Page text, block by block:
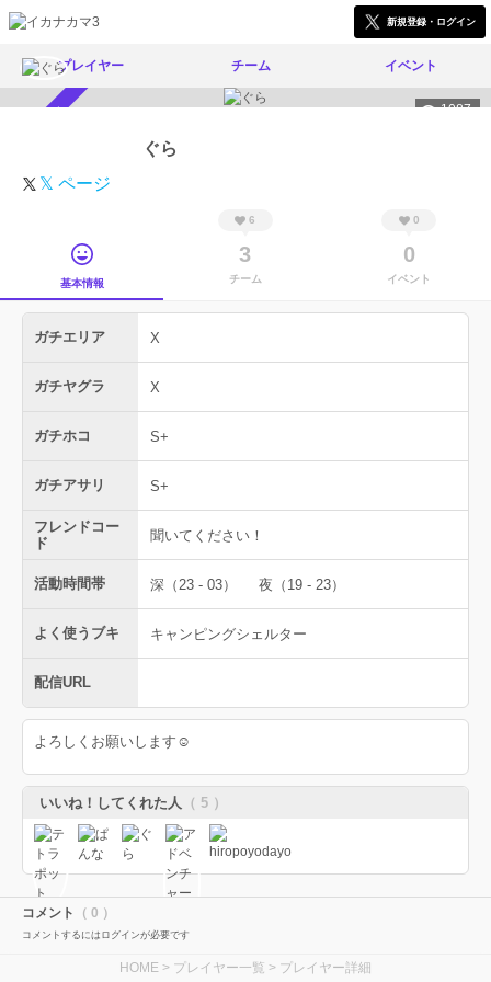
新規登録・ログイン
プレイヤー チーム イベント
1087
ぐら
𝕏 ページ
基本情報
6
3
チーム
0
0
イベント
ガチエリア X
ガチヤグラ X
ガチホコ S+
ガチアサリ S+
フレンドコー
ド
聞いてください！
活動時間帯 深（23 - 03） 夜（19 - 23）
よく使うブキ キャンピングシェルター
配信URL
よろしくお願いします☺
いいね！してくれた人 （ 5 ）
コメント （ 0 ）
コメントするにはログインが必要です
HOME > プレイヤー一覧 > プレイヤー詳細